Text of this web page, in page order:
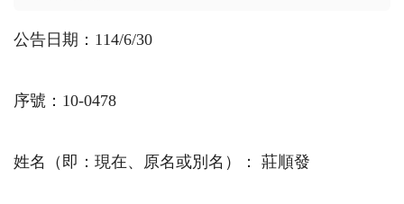
公告日期： 114/6/30
序號：10-0478
姓名（即：現在、原名或別名）： 莊順發